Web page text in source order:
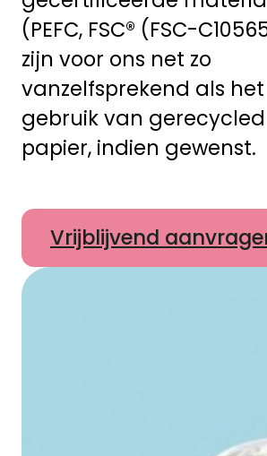
(PEFC, FSC® (FSC-
zijn voor ons net zo
vanzelfsprekend als het
gebruik van gerecycled
papier, indien gewenst.
Vrijblijvend